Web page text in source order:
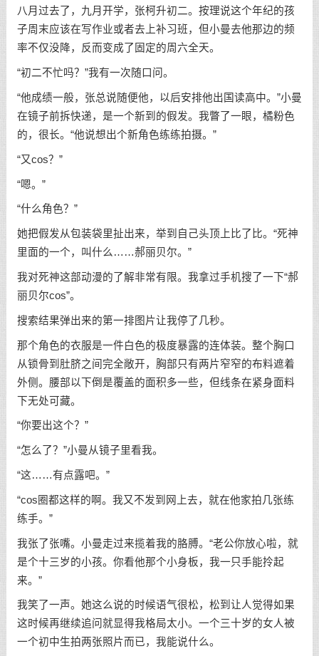
八月过去了，九月开学，张柯升初二。按理说这个年纪的孩
子周末应该在写作业或者去上补习班，但小曼去他那边的频
率不仅没降，反而变成了固定的周六全天。
“初二不忙吗？”我有一次随口问。
“他成绩一般，张总说随便他，以后安排他出国读高中。”小曼
在镜子前拆快递，是一个新到的假发。我瞥了一眼，橘粉色
的，很长。“他说想出个新角色练练拍摄。”
“又cos？”
“嗯。”
“什么角色？”
她把假发从包装袋里扯出来，举到自己头顶上比了比。“死神
里面的一个，叫什么……郝丽贝尔。”
我对死神这部动漫的了解非常有限。我拿过手机搜了一下“郝
丽贝尔cos”。
搜索结果弹出来的第一排图片让我停了几秒。
那个角色的衣服是一件白色的极度暴露的连体装。整个胸口
从锁骨到肚脐之间完全敞开，胸部只有两片窄窄的布料遮着
外侧。腰部以下倒是覆盖的面积多一些，但线条在紧身面料
下无处可藏。
“你要出这个？”
“怎么了？”小曼从镜子里看我。
“这……有点露吧。”
“cos圈都这样的啊。我又不发到网上去，就在他家拍几张练
练手。”
我张了张嘴。小曼走过来揽着我的胳膊。“老公你放心啦，就
是个十三岁的小孩。你看他那个小身板，我一只手能拎起
来。”
我笑了一声。她这么说的时候语气很松，松到让人觉得如果
这时候再继续追问就显得我格局太小。一个三十岁的女人被
一个初中生拍两张照片而已，我能说什么。